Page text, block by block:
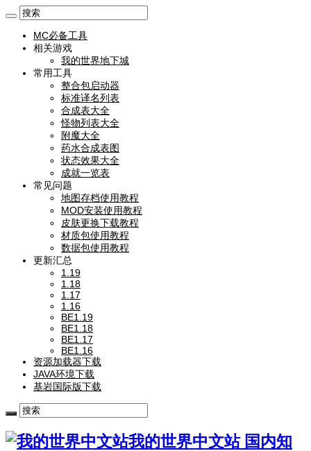
MC必备工具
相关游戏
我的世界地下城
常用工具
整合包启动器
标准译名列表
合成表大全
怪物列表大全
附魔大全
药水合成表图
状态效果大全
成就一览表
常见问题
地图存档使用教程
MOD安装使用教程
皮肤更换下载教程
材质包使用教程
数据包使用教程
更新汇总
1.19
1.18
1.17
1.16
BE1.19
BE1.18
BE1.17
BE1.16
资源加载器下载
JAVA环境下载
基岩国际版下载
我的世界中文站 国内知